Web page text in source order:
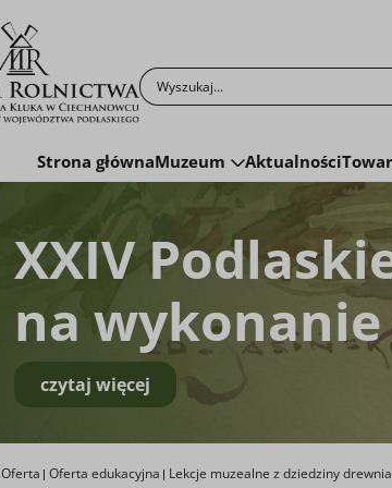
Po kliknięciu przycisku fraza
Strona głównaMuzeum Aktualności
XXIV
na
czytaj więcej
Oferta Oferta edukacyjna Lekcje muzealne z dziedziny